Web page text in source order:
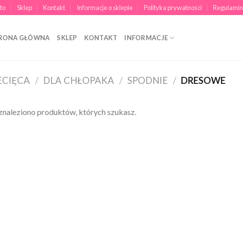
Sklep Kontakt Informacje o sklepie Polityka prywatności Regulamin
GŁÓWNA SKLEP KONTAKT INFORMACJE
/ DLA CHŁOPAKA / SPODNIE / DRESOWE
produktów, których szukasz.